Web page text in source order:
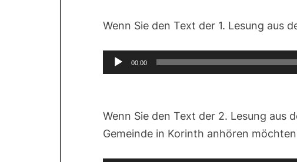
Wenn Sie den Text der 1. Lesung aus
Audio-
Player
00:00
Wenn Sie den Text der 2. Lesung aus
Gemeinde in Korinth anhören